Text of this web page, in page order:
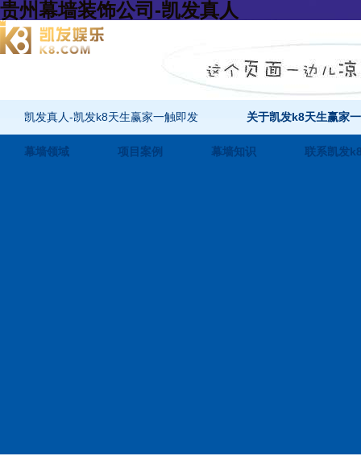
贵州幕墙装饰公司-凯发真人
凯发真人-凯发k8天生赢家一触即发 关于凯发k8天生赢家
幕墙领域 项目案例 幕墙知识 联系凯发